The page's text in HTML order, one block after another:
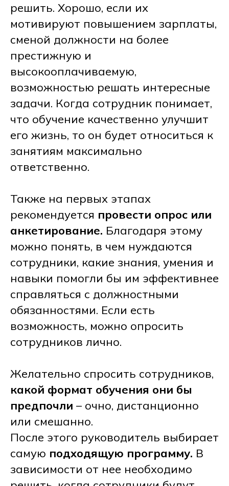
решить. Хорошо, если их
мотивируют повышением зарплаты,
сменой должности на более
престижную и
высокооплачиваемую,
возможностью решать интересные
задачи. Когда сотрудник понимает,
что обучение качественно улучшит
его жизнь, то он будет относиться к
занятиям максимально
ответственно.
Также на первых этапах
рекомендуется провести опрос или
анкетирование. Благодаря этому
можно понять, в чем нуждаются
сотрудники, какие знания, умения и
навыки помогли бы им эффективнее
справляться с должностными
обязанностями. Если есть
возможность, можно опросить
сотрудников лично.
Желательно спросить сотрудников,
какой формат обучения они бы
предпочли – очно, дистанционно
или смешанно.
После этого руководитель выбирает
самую подходящую программу. В
зависимости от нее необходимо